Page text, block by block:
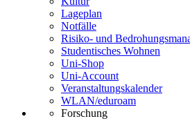
Lageplan
Notfälle
Risiko- und
Studentisches Wohnen
Uni-Shop
Uni-Account
Veranstaltungskalender
WLAN/eduroam
Forschung